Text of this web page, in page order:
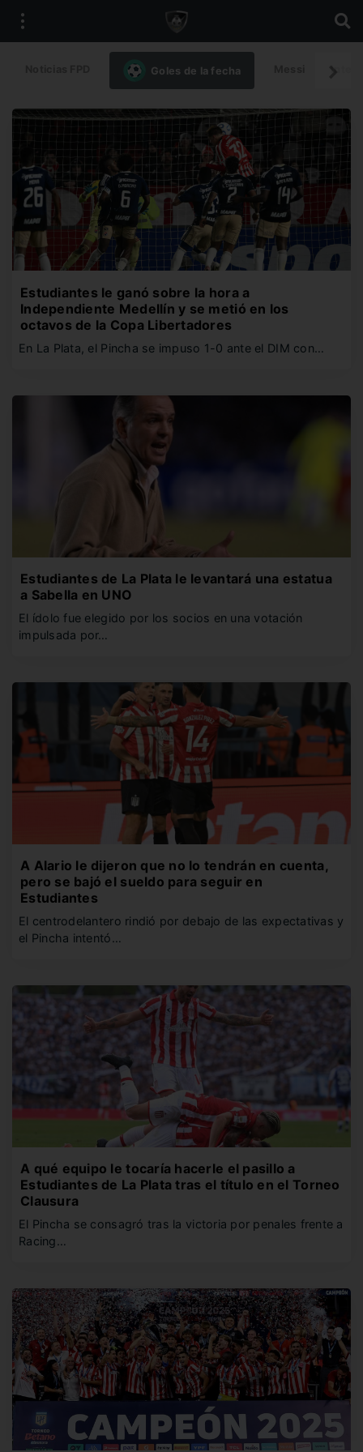
Goles de la fecha
Estudiantes le ganó sobre la hora a
Independiente Medellín y se metió en los
octavos de la Copa Libertadores
En La Plata, el Pincha se impuso 1-0 ante el DIM con…
Estudiantes de La Plata le levantará una estatua
a Sabella en UNO
El ídolo fue elegido por los socios en una votación
impulsada por…
A Alario le dijeron que no lo tendrán en cuenta,
pero se bajó el sueldo para seguir en
Estudiantes
El centrodelantero rindió por debajo de las expectativas y
el Pincha intentó…
A qué equipo le tocaría hacerle el pasillo a
Estudiantes de La Plata tras el título en el Torneo
Clausura
El Pincha se consagró tras la victoria por penales frente a
Racing…